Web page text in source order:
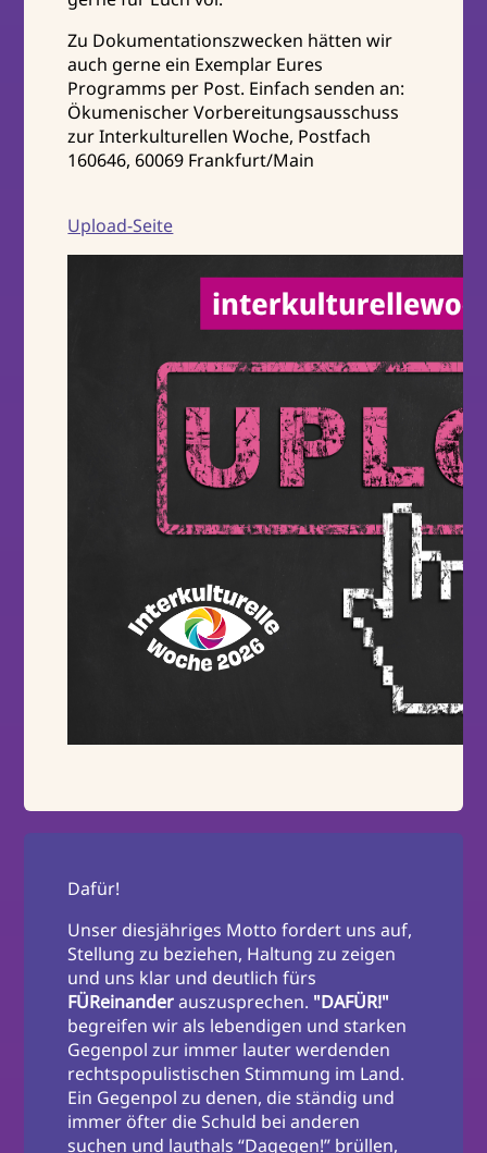
Zu Dokumentationszwecken hätten wir
auch gerne ein Exemplar Eures
Programms per Post. Einfach senden an:
Ökumenischer Vorbereitungsausschuss
zur Interkulturellen Woche, Postfach
160646, 60069 Frankfurt/Main
Upload-Seite
Dafür!
Unser diesjähriges Motto fordert uns auf,
Stellung zu beziehen, Haltung zu zeigen
und uns klar und deutlich fürs
FÜReinanderauszusprechen. "DAFÜR!"
begreifen wir als lebendigen und starken
Gegenpol zur immer lauter werdenden
rechtspopulistischen Stimmung im Land.
Ein Gegenpol zu denen, die ständig und
immer öfter die Schuld bei anderen
suchen und lauthals “Dagegen!” brüllen,